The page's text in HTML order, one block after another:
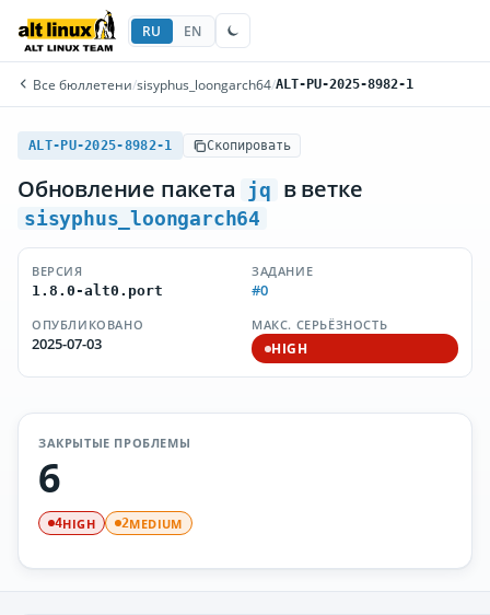
RU EN
Все бюллетени/sisyphus_loongarch64/ALT-PU-2025-8982-1
ALT-PU-2025-8982-1 Скопировать
Обновление пакета jq в ветке
sisyphus_loongarch64
ВЕРСИЯ
1.8.0-alt0.port
ЗАДАНИЕ
#0
ОПУБЛИКОВАНО
2025-07-03
МАКС. СЕРЬЁЗНОСТЬ
HIGH
ЗАКРЫТЫЕ ПРОБЛЕМЫ
6
4HIGH 2MEDIUM